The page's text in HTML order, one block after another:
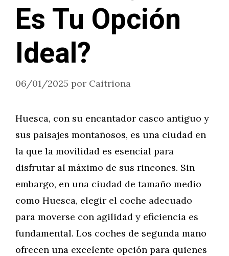
Es Tu Opción
Ideal?
06/01/2025 por Caitriona
Huesca, con su encantador casco antiguo y
sus paisajes montañosos, es una ciudad en
la que la movilidad es esencial para
disfrutar al máximo de sus rincones. Sin
embargo, en una ciudad de tamaño medio
como Huesca, elegir el coche adecuado
para moverse con agilidad y eficiencia es
fundamental. Los coches de segunda mano
ofrecen una excelente opción para quienes